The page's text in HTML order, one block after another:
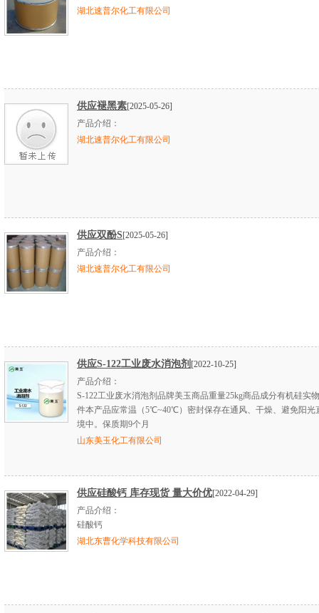
湖北速普尔化工有限公司
供应褪黑素[2025-05-26]
产品介绍：
湖北速普尔化工有限公司
供应双酚S[2025-05-26]
产品介绍：
湖北速普尔化工有限公司
供应S-122工业废水消泡剂 [2022-10-25]
产品介绍：
S-122工业废水消泡剂品牌美玉商品重量25kg商品成分有机硅实
件本产品应常温（5℃~40℃）密封保存在通风、干燥、避免阳光
境中。保质期9个月
山东美玉化工有限公司
供应硅酸钙 库存现货 量大价优[2022-04-29]
产品介绍：
硅酸钙
湖北东曹化学科技有限公司